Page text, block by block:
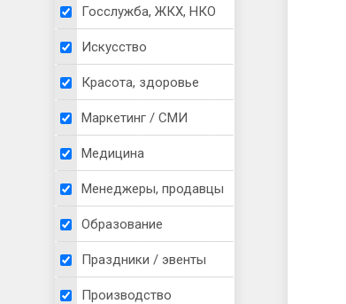
Госслужба, ЖКХ, НКО
Искусство
Красота, здоровье
Маркетинг / СМИ
Медицина
Менеджеры, продавцы
Образование
Праздники / эвенты
Производство